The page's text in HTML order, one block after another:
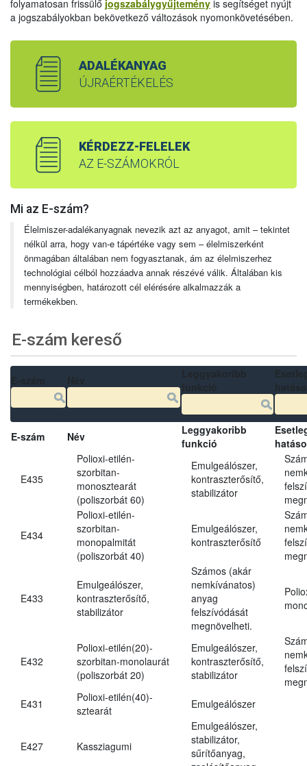
folyamatosan frissülő jogszabálygyűjtemény is segítséget nyújt
a jogszabályokban bekövetkező változások nyomonkövetésében.
ADALÉKANYAG
ÚJRAÉRTÉKELÉS
KÉRDEZZ-FELELEK
AZ E-SZÁMOKRÓL
Mi az E-szám?
Élelmiszer-adalékanyagnak nevezik azt az anyagot, amit – tekintet
nélkül arra, hogy van-e tápértéke vagy sem – élelmiszerként
önmagában általában nem fogyasztanak, ám az élelmiszerhez
technológiai célból hozzáadva annak részévé válik. Általában kis
mennyiségben, határozott cél elérésére alkalmazzák a
termékekben.
E-szám kereső
E-szám Név
Leggyakoribb
funkció
E435
Polioxi-etilén-
szorbitan-
monosztearát
(poliszorbát 60)
Emulgeálószer,
kontraszterősítő,
stabilizátor
E434
Polioxi-etilén-
szorbitan-
monopalmitát
(poliszorbát 40)
Emulgeálószer,
kontraszterősítő
E433
Emulgeálószer,
kontraszterősítő,
stabilizátor
Számos (akár
nemkívánatos)
anyag
felszívódását
megnövelheti.
E432
Polioxi-etilén(20)-
szorbitan-monolaurát
(poliszorbát 20)
Emulgeálószer,
kontraszterősítő,
stabilizátor
E431
Polioxi-etilén(40)-
sztearát
Emulgeálószer
E427 Kassziagumi
Emulgeálószer,
stabilizátor,
sűrítőanyag,